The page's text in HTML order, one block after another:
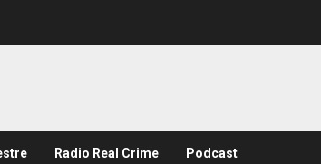
Radio Real Crime Podcast